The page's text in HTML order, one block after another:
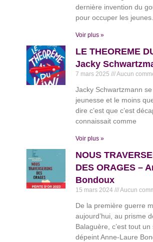
dernière invention du
pour occuper les
Voir plus »
LE THEOREME
Jacky
7 mars 2025 Aucun
Jacky Schwartzmann
jeunesse et le moins
dire c’est que c’est
connaissait comme
Voir plus »
NOUS
DES ORAGES –
Bondoux
15 mars 2024 Aucun
De la première guerre
aujourd’hui, au prisme
Balaguère, c’est tout un
dépeint Anne-Laure